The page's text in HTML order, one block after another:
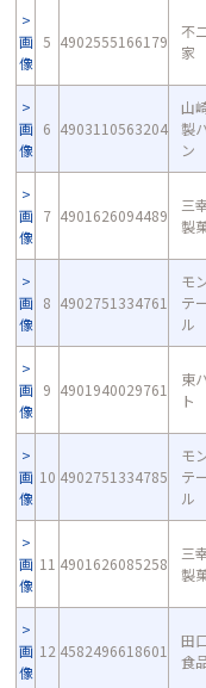
画
像
5 4902555166179
不
家
画
像
6 4903110563204
山
製
ン
画
像
7 4901626094489
三
製
画
像
8 4902751334761
モ
テ
ル
画
像
9 4901940029761
東
ト
画
像
10 4902751334785
モ
テ
ル
画
像
11 4901626085258
三
製
画
像
12 4582496618601
田
食